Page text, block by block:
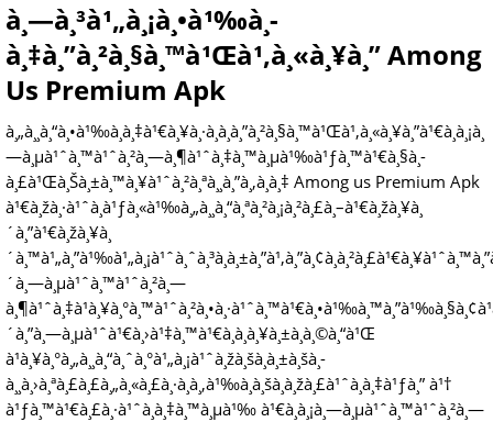
à¸—à¸³à¹„à¸¡à¸•à¹‰à¸­
à¸‡à¸”à¸²à¸§à¸™à¹Œà¹‚à¸«à¸¥à¸” Among
Us Premium Apk
à¸„à¸¸à¸“à¸•à¹‰à¸­à¸‡à¹€à¸¥à¸·à¸­à¸à¸”à¸²à¸§à¸™à¹Œà¹‚à¸«à¸¥à¸”à¹€à¸à¸¡à¸
—à¸µà¹ˆà¸™à¹ˆà¸²à¸—à¸¶à¹ˆà¸‡à¸™à¸µà¹‰à¹ƒà¸™à¹€à¸§à¸­
à¸£à¹Œà¸Šà¸±à¸™à¸¥à¹ˆà¸²à¸ªà¸¸à¸”à¸‚à¸­à¸‡ Among us Premium Apk
à¹€à¸žà¸·à¹ˆà¸­à¹ƒà¸«à¹‰à¸„à¸¸à¸“à¸ªà¸²à¸¡à¸²à¸£à¸–à¹€à¸žà¸¥à¸
´à¸”à¹€à¸žà¸¥à¸
´à¸—à¸µà¹ˆà¸™à¹ˆà¸²à¸—
´à¸”à¸—à¸µà¹ˆà¹€à¸›à¹‡à¸™à¹€à¸­à¸à¸¥à¸±à¸à¸©à¸“à¹Œ
à¹à¸¥à¸°à¸„à¸¸à¸“à¸ˆà¸°à¹„à¸¡à¹ˆà¸žà¸šà¸à¸±à¸šà¸­
à¸¸à¸›à¸ªà¸£à¸£à¸„à¸«à¸£à¸·à¸­à¸‚à¹‰à¸­à¸šà¸à¸žà¸£à¹ˆà¸­à¸‡à¹ƒà¸” à¹†
à¹ƒà¸™à¹€à¸£à¸·à¹ˆà¸­à¸‡à¸™à¸µà¹‰ à¹€à¸à¸¡à¸—à¸µà¹ˆà¸™à¹ˆà¸²à¸—